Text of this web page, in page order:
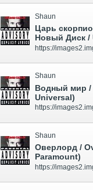
Shaun
Царь
Новый Диск /
Shaun
Водный мир /
Universal)
Shaun
Оверлорд /
Paramount)